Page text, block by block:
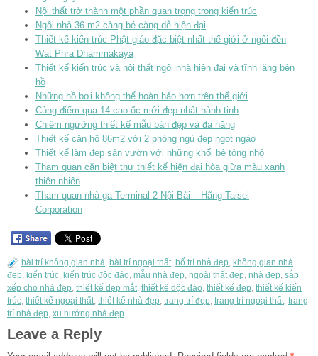
Nội thất trở thành một phần quan trọng trong kiến trúc
Ngôi nhà 36 m2 càng bé càng dễ hiện đại
Thiết kế kiến trúc Phật giáo đặc biệt nhất thế giới ở ngôi đền
Wat Phra Dhammakaya
Thiết kế kiến trúc và nội thất ngôi nhà hiện đại và tĩnh lặng bên
hồ
Những hồ bơi không thể hoàn hảo hơn trên thế giới
Cùng điểm qua 14 cao ốc mới đẹp nhất hành tinh
Chiêm ngưỡng thiết kế mẫu bàn đẹp và đa năng
Thiết kế căn hộ 86m2 với 2 phòng ngủ đẹp ngọt ngào
Thiết kế làm đẹp sân vườn với những khối bê tông nhỏ
Tham quan căn biệt thự thiết kế hiện đại hòa giữa màu xanh
thiên nhiên
Tham quan nhà ga Terminal 2 Nội Bài – Hãng Taisei
Corporation
bài trí không gian nhà, bài trí ngoại thất, bố trí nhà đẹp, không gian nhà
đẹp, kiến trúc, kiến trúc độc đáo, mẫu nhà đẹp, ngoài thất đẹp, nhà đẹp, sắp
xếp cho nhà đẹp, thiết kế dẹp mắt, thiết kế dộc đáo, thiết kế đẹp, thiết kế kiến
trúc, thiết kế ngoại thất, thiết kế nhà đẹp, trang trí đẹp, trang trí ngoại thất, trang
trí nhà đẹp, xu hướng nhà đẹp
Leave a Reply